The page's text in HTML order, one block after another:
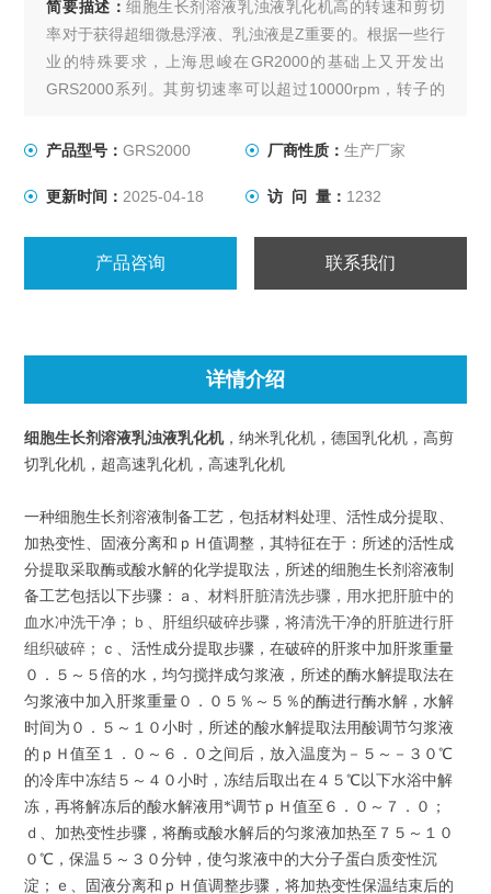
简要描述：细胞生长剂溶液乳浊液乳化机高的转速和剪切
率对于获得超细微悬浮液、乳浊液是Z重要的。根据一些行
业的特殊要求，上海思峻在GR2000的基础上又开发出
GRS2000系列。其剪切速率可以超过10000rpm，转子的
产品型号：GRS2000 厂商性质： 生产厂家
更新时间： 2025-04-18 访 问 量： 1232
产品咨询 联系我们
详情介绍
细胞生长剂溶液乳浊液乳化机，纳米乳化机，德国乳化机，高剪
切乳化机，超高速乳化机，高速乳化机
一种细胞生长剂溶液制备工艺，包括材料处理、活性成分提取、
加热变性、固液分离和ｐＨ值调整，其特征在于：所述的活性成
分提取采取酶或酸水解的化学提取法，所述的细胞生长剂溶液制
备工艺包括以下步骤：ａ、材料肝脏清洗步骤，用水把肝脏中的
血水冲洗干净；ｂ、肝组织破碎步骤，将清洗干净的肝脏进行肝
组织破碎；
ｃ、活性成分提取步骤，在破碎的肝浆中加肝浆重量
０．５～５倍的水，均匀搅拌成匀浆液，所述的酶水解提取法在
匀浆液中加入肝浆重量０．０５％～５％的酶进行酶水解，水解
时间为０．５～１０小时，所述的酸水解提取法用酸调节匀浆液
的ｐＨ值至１．０～６．０之间后，放入温度为－５～－３０℃
的冷库中冻结５～４０小时，冻结后取出在４５℃以下水浴中解
冻，再将解冻后的酸水解液用*调节ｐＨ值至６．０～７．０；
ｄ、加热变性步骤，将酶或酸水解后的匀浆液加热至７５～１０
０℃，保温５～３０分钟，使匀浆液中的大分子蛋白质变性沉
淀；ｅ、固液分离和ｐＨ值调整步骤，将加热变性保温结束后的